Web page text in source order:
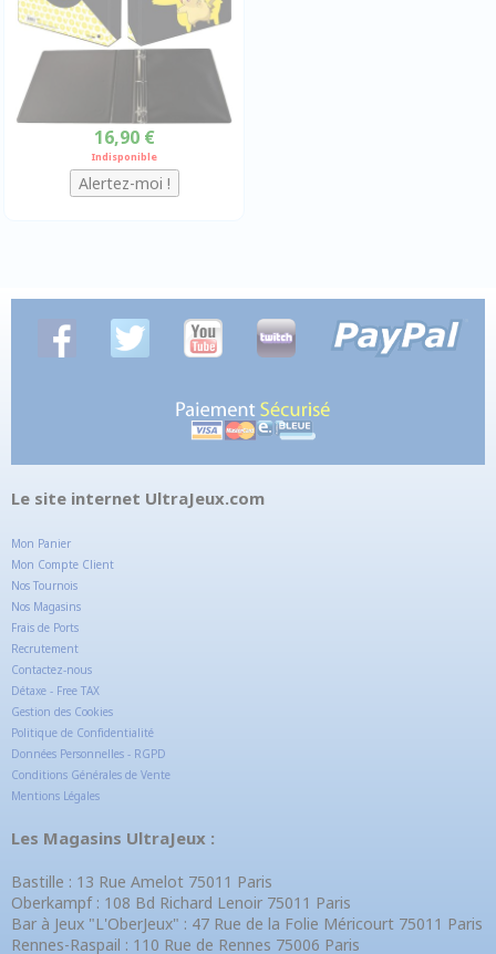
16,90 €
Indisponible
Le site internet UltraJeux.com
Mon Panier
Mon Compte Client
Nos Tournois
Nos Magasins
Frais de Ports
Recrutement
Contactez-nous
Détaxe - Free TAX
Gestion des Cookies
Politique de Confidentialité
Données Personnelles - RGPD
Conditions Générales de Vente
Mentions Légales
Les Magasins UltraJeux :
Bastille : 13 Rue Amelot 75011 Paris
Oberkampf : 108 Bd Richard Lenoir 75011 Paris
Bar à Jeux "L'OberJeux" : 47 Rue de la Folie Méricourt 75011 Paris
Rennes-Raspail : 110 Rue de Rennes 75006 Paris